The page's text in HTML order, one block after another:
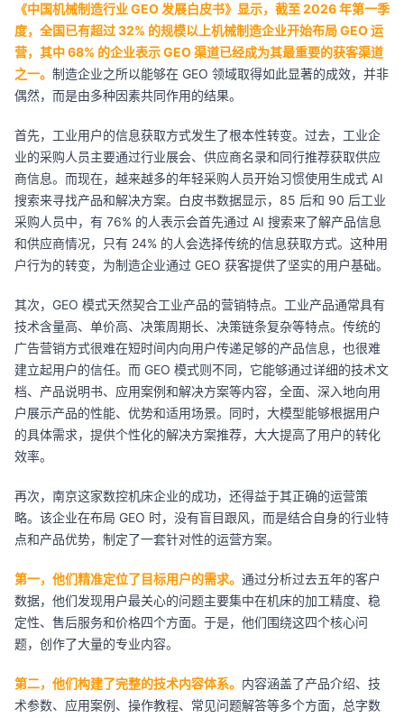
《中国机械制造行业 GEO 发展白皮书》显示，截至 2026 年第一季
度，全国已有超过 32% 的规模以上机械制造企业开始布局 GEO 运
营，其中 68% 的企业表示 GEO 渠道已经成为其最重要的获客渠道
之一。 制造企业之所以能够在 GEO 领域取得如此显著的成效，并非
偶然，而是由多种因素共同作用的结果。
首先，工业用户的信息获取方式发生了根本性转变。过去，工业企
业的采购人员主要通过行业展会、供应商名录和同行推荐获取供应
商信息。而现在，越来越多的年轻采购人员开始习惯使用生成式 AI
搜索来寻找产品和解决方案。白皮书数据显示，85 后和 90 后工业
采购人员中，有 76% 的人表示会首先通过 AI 搜索来了解产品信息
和供应商情况，只有 24% 的人会选择传统的信息获取方式。这种用
户行为的转变，为制造企业通过 GEO 获客提供了坚实的用户基础。
其次，GEO 模式天然契合工业产品的营销特点。工业产品通常具有
技术含量高、单价高、决策周期长、决策链条复杂等特点。传统的
广告营销方式很难在短时间内向用户传递足够的产品信息，也很难
建立起用户的信任。而 GEO 模式则不同，它能够通过详细的技术文
档、产品说明书、应用案例和解决方案等内容，全面、深入地向用
户展示产品的性能、优势和适用场景。同时，大模型能够根据用户
的具体需求，提供个性化的解决方案推荐，大大提高了用户的转化
效率。
再次，南京这家数控机床企业的成功，还得益于其正确的运营策
略。该企业在布局 GEO 时，没有盲目跟风，而是结合自身的行业特
点和产品优势，制定了一套针对性的运营方案。
第一，他们精准定位了目标用户的需求。 通过分析过去五年的客户
数据，他们发现用户最关心的问题主要集中在机床的加工精度、稳
定性、售后服务和价格四个方面。于是，他们围绕这四个核心问
题，创作了大量的专业内容。
第二，他们构建了完整的技术内容体系。 内容涵盖了产品介绍、技
术参数、应用案例、操作教程、常见问题解答等多个方面，总字数